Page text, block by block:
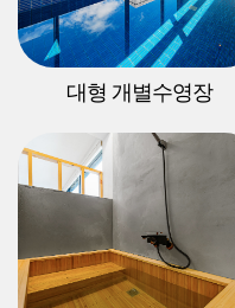
대형 개별수영장